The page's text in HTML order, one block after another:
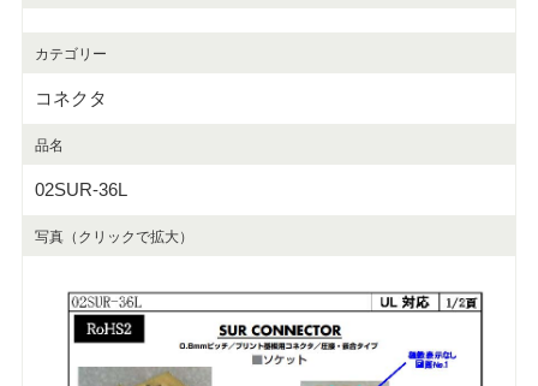
カテゴリー
コネクタ
品名
02SUR-36L
写真（クリックで拡大）